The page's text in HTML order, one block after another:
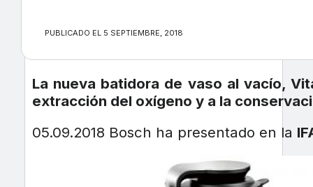
PUBLICADO EL 5 SEPTIEMBRE, 2018
La nueva batidora de vaso al vacío,
extracción del oxígeno y a la
05.09.2018 Bosch ha presentado en la